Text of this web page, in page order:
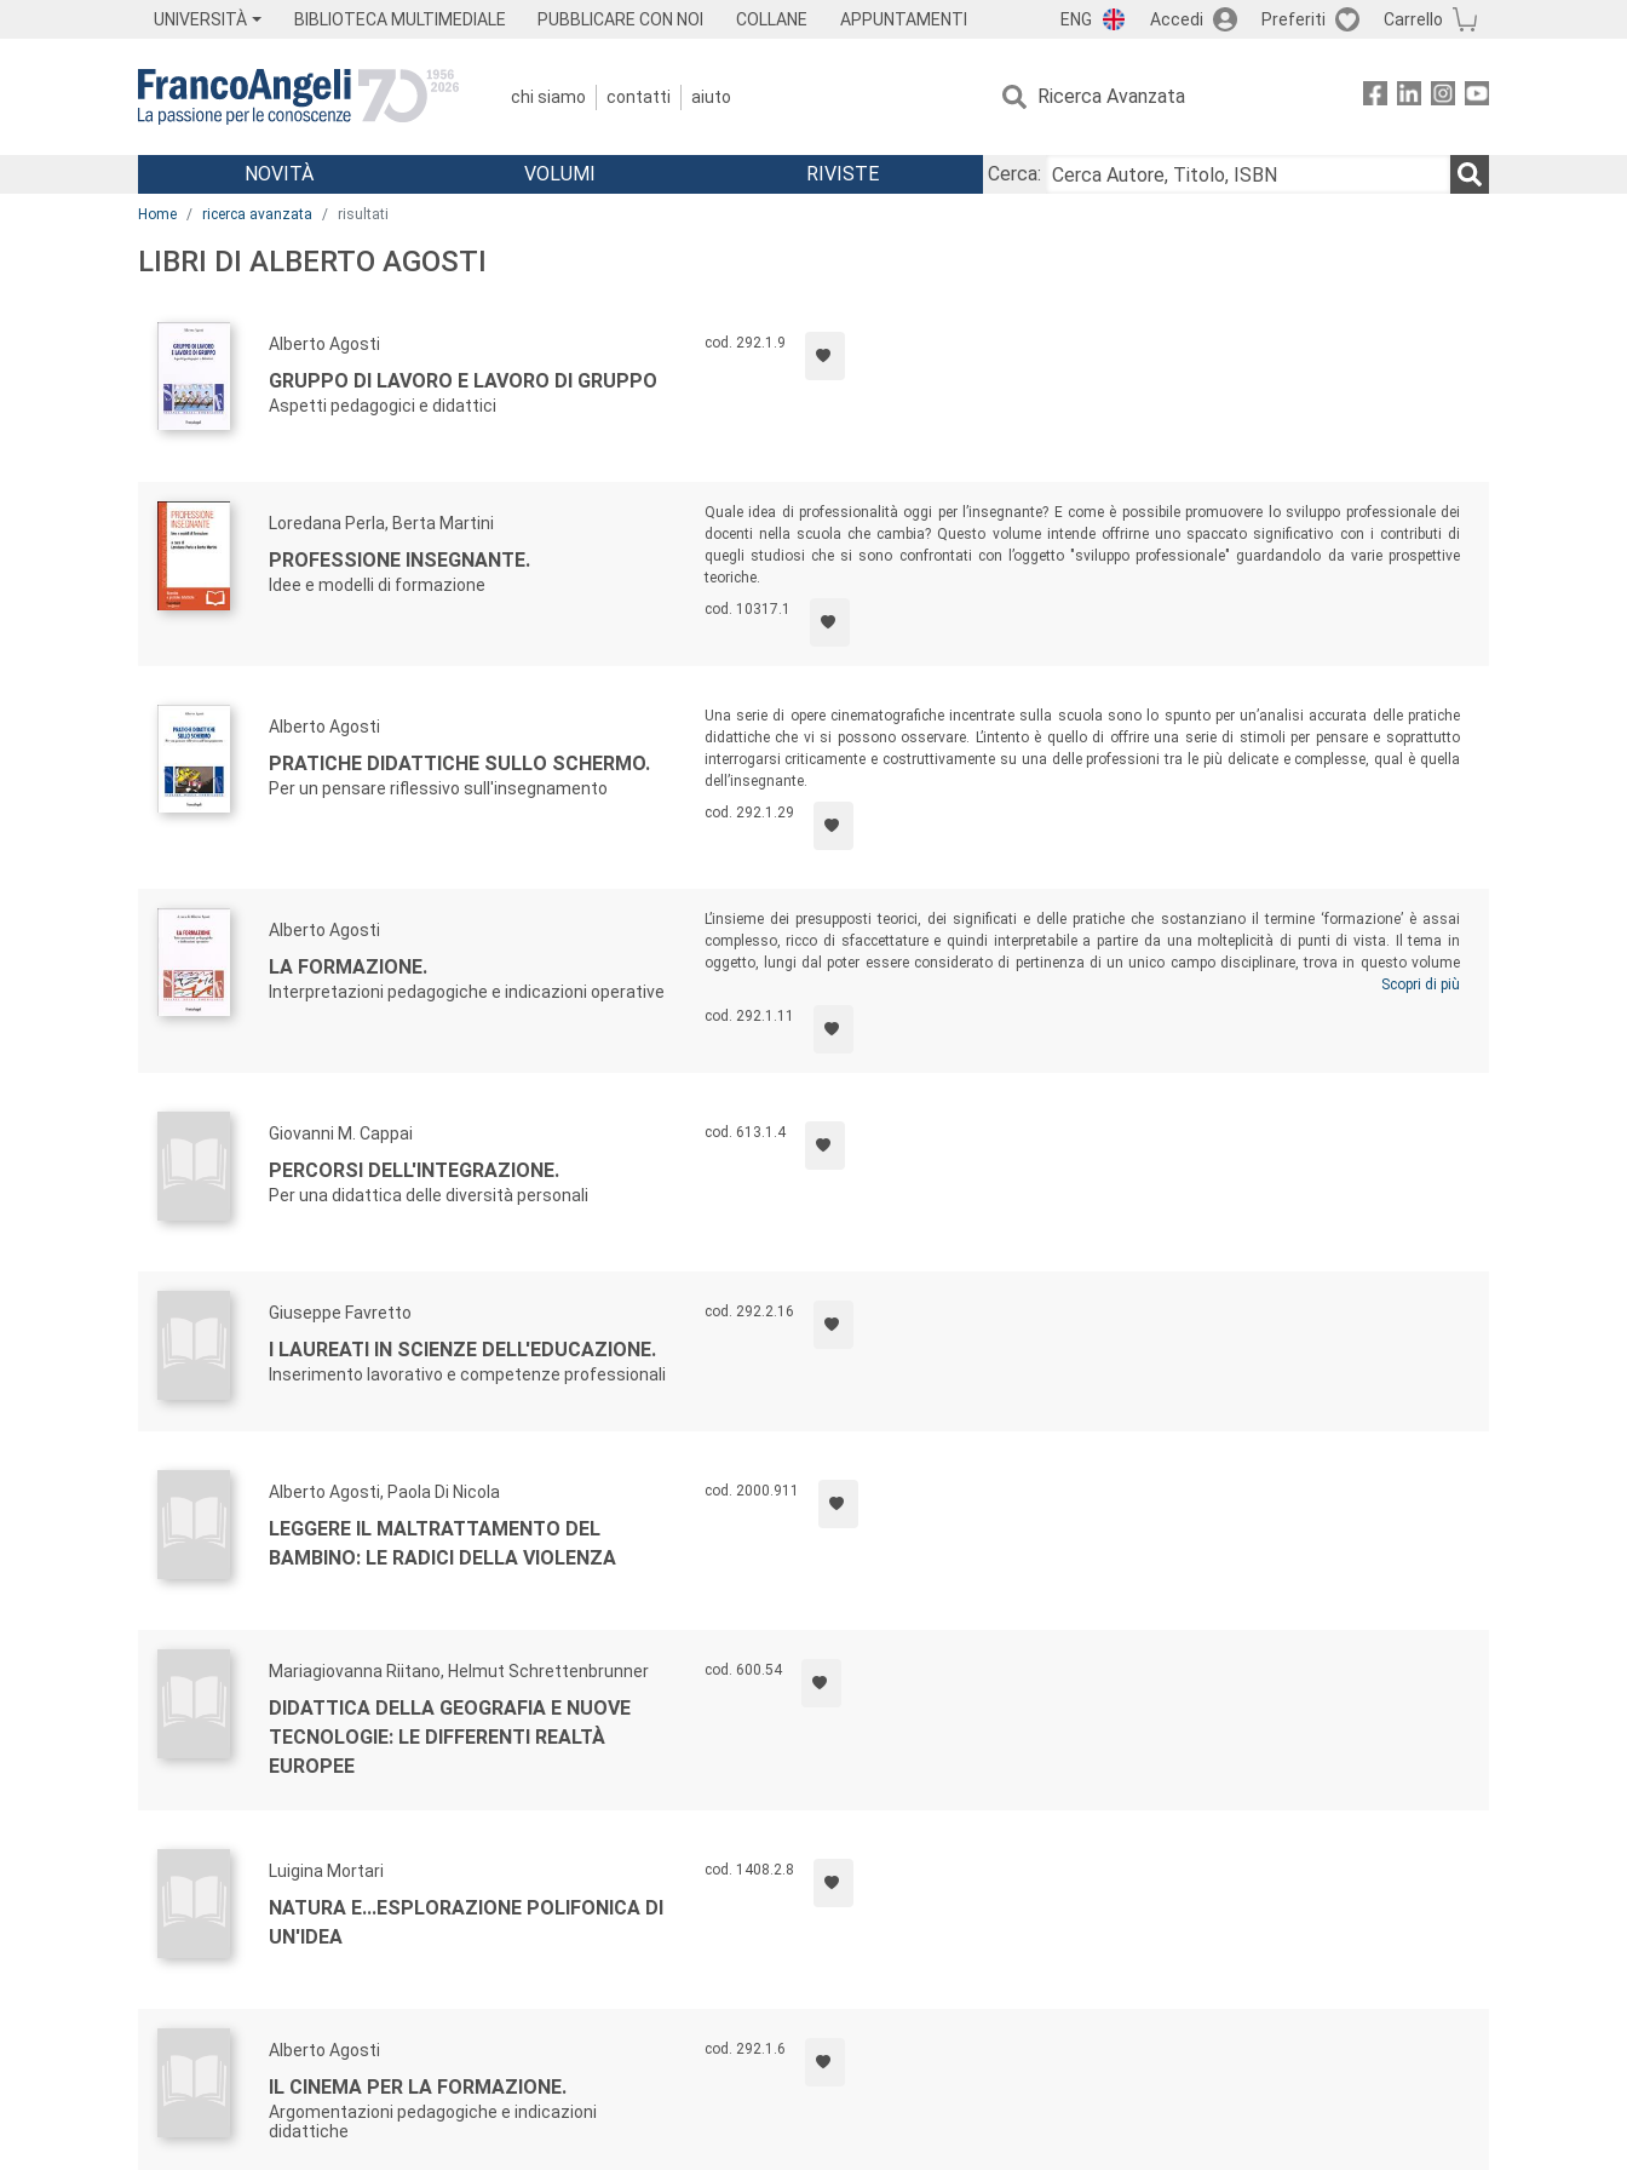
UNIVERSITÀ BIBLIOTECA MULTIMEDIALE PUBBLICARE CON NOI COLLANE APPUNTAMENTI ENG Accedi Preferiti Carrello
chi siamo contatti aiuto Ricerca Avanzata
Menu
NOVITÀ VOLUMI RIVISTE
Cerca:
Home ricerca avanzata risultati
LIBRI DI ALBERTO AGOSTI
Alberto Agosti
GRUPPO DI LAVORO E LAVORO DI GRUPPO
Aspetti pedagogici e didattici
cod. 292.1.9
Loredana Perla, Berta Martini
PROFESSIONE INSEGNANTE.
Idee e modelli di formazione
Quale idea di professionalità oggi per l’insegnante? E come è possibile promuovere lo sviluppo professionale dei
docenti nella scuola che cambia? Questo volume intende offrirne uno spaccato significativo con i contributi di
quegli studiosi che si sono confrontati con l’oggetto "sviluppo professionale" guardandolo da varie prospettive
teoriche.
cod. 10317.1
Alberto Agosti
PRATICHE DIDATTICHE SULLO SCHERMO.
Per un pensare riflessivo sull'insegnamento
Una serie di opere cinematografiche incentrate sulla scuola sono lo spunto per un’analisi accurata delle pratiche
didattiche che vi si possono osservare. L’intento è quello di offrire una serie di stimoli per pensare e soprattutto
interrogarsi criticamente e costruttivamente su una delle professioni tra le più delicate e complesse, qual è quella
dell’insegnante.
cod. 292.1.29
Alberto Agosti
LA FORMAZIONE.
Interpretazioni pedagogiche e indicazioni operative
L’insieme dei presupposti teorici, dei significati e delle pratiche che sostanziano il termine ‘formazione’ è assai
complesso, ricco di sfaccettature e quindi interpretabile a partire da una molteplicità di punti di vista. Il tema in
oggetto, lungi dal poter essere considerato di pertinenza di un unico campo disciplinare, trova in questo volume
alcune risposte e proposte provenienti da ambiti di ricerca differenti: pedagogico, didattico e sociologico. Ne deriva
un quadro composito di premesse concettuali, di approcci critico-costruttivi, di ricostruzioni culturali, anche in
prospettiva storica, e di indicazioni di carattere più specificamente operativo.
Scopri di più
cod. 292.1.11
Giovanni M. Cappai
PERCORSI DELL'INTEGRAZIONE.
Per una didattica delle diversità personali
cod. 613.1.4
Giuseppe Favretto
I LAUREATI IN SCIENZE DELL'EDUCAZIONE.
Inserimento lavorativo e competenze professionali
cod. 292.2.16
Alberto Agosti, Paola Di Nicola
LEGGERE IL MALTRATTAMENTO DEL
BAMBINO: LE RADICI DELLA VIOLENZA
cod. 2000.911
Mariagiovanna Riitano, Helmut Schrettenbrunner
DIDATTICA DELLA GEOGRAFIA E NUOVE
TECNOLOGIE: LE DIFFERENTI REALTÀ
EUROPEE
cod. 600.54
Luigina Mortari
NATURA E...ESPLORAZIONE POLIFONICA DI
UN'IDEA
cod. 1408.2.8
Alberto Agosti
IL CINEMA PER LA FORMAZIONE.
Argomentazioni pedagogiche e indicazioni
didattiche
cod. 292.1.6